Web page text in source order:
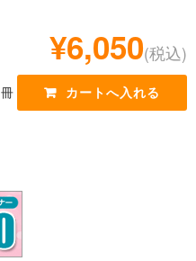
¥6,050(税込)
冊